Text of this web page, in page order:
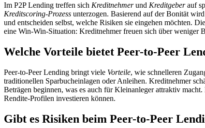
Im P2P Lending treffen sich Kreditnehmerund Kreditgeberauf
Kreditscoring-Prozess unterzogen. Basierend auf der Bonität
und entscheiden selbst, welche Risiken sie eingehen möchten.
eine Win-Win-Situation: Kreditnehmer freuen sich über
Welche Vorteile bietet Peer-to-Peer
Peer-to-Peer Lending bringt viele Vorteile, wie schnelleren
traditionellen Sparbucheinlagen oder Anleihen. Kreditnehmer
Beträgen beginnen, was es auch für Kleinanleger attraktiv macht.
Rendite-Profilen investieren können.
Gibt es Risiken beim Peer-to-Peer